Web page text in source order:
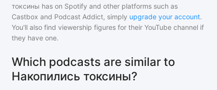
токсины has on Spotify and other platforms such as
Castbox and Podcast Addict, simply upgrade your account.
You'll also find viewership figures for their YouTube channel if
they have one.
Which podcasts are similar to
Накопились токсины?